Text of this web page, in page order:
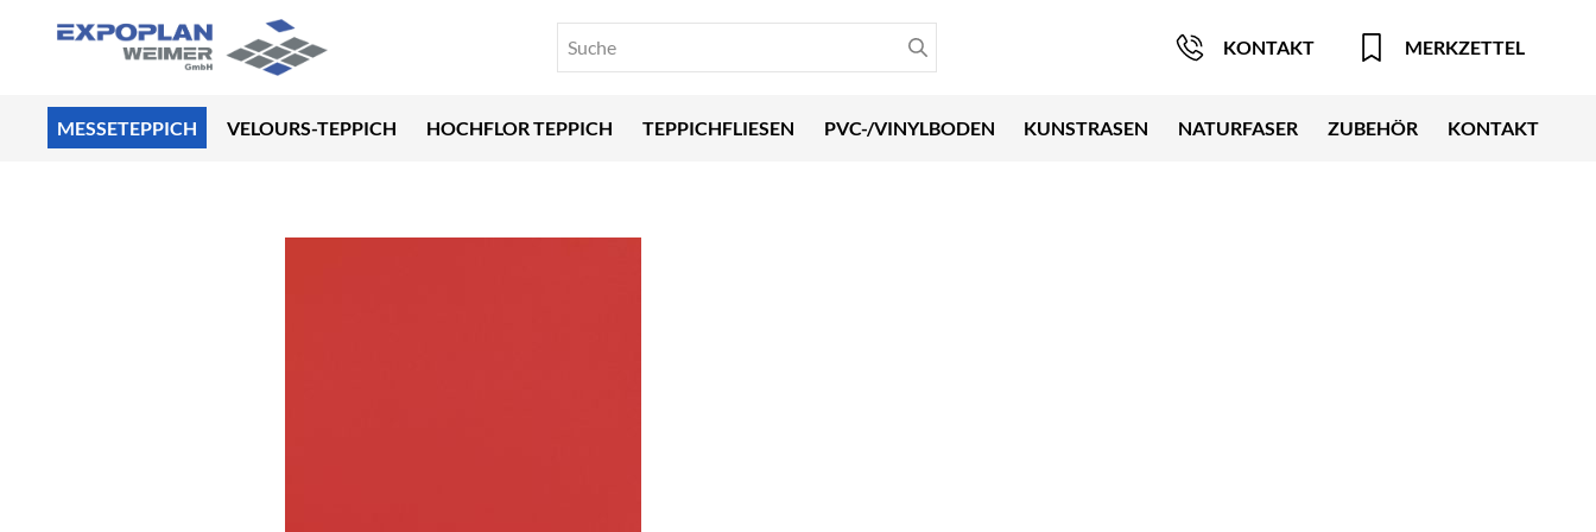
KONTAKT MERKZETTEL
MESSETEPPICH VELOURS-TEPPICH HOCHFLOR TEPPICH TEPPICHFLIESEN PVC-/VINYLBODEN KUNSTRASEN NATURFASER ZUBEHÖR KONTAKT